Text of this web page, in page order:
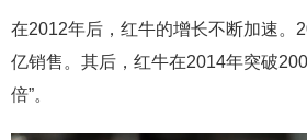
在2012年后，红牛的增长不断加速。
亿销售。其后，红牛在2014年突破
倍”。